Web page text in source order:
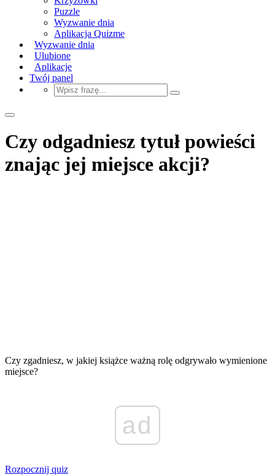
Puzzle
Wyzwanie dnia
Aplikacja Quizme
Wyzwanie dnia
Ulubione
Aplikacje
Twój panel
Czy odgadniesz tytuł powieści
znając jej miejsce akcji?
Czy zgadniesz, w jakiej książce ważną rolę odgrywało wymienione
miejsce?
ad
Rozpocznij quiz